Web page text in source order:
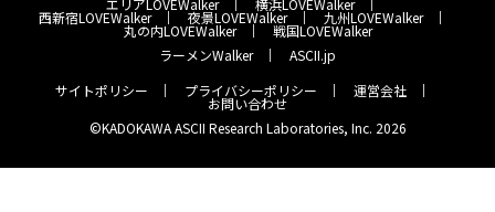
西新宿LOVEWalker 夜景LOVEWalker 九州LOVEWalker
丸の内LOVEWalker
戦国LOVEWalker
ラーメンWalker
ASCII.jp
サイトポリシー
プライバシーポリシー 運営会社
お問い合わせ
©KADOKAWA ASCII Research Laboratories, Inc. 2026